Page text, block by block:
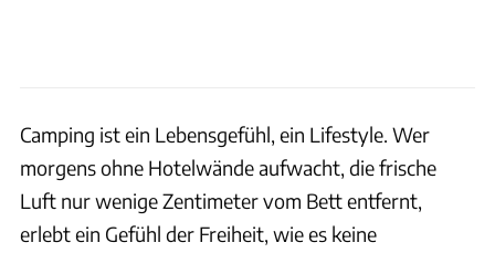
Camping ist ein Lebensgefühl, ein Lifestyle. Wer
morgens ohne Hotelwände aufwacht, die frische
Luft nur wenige Zentimeter vom Bett entfernt,
erlebt ein Gefühl der Freiheit, wie es keine